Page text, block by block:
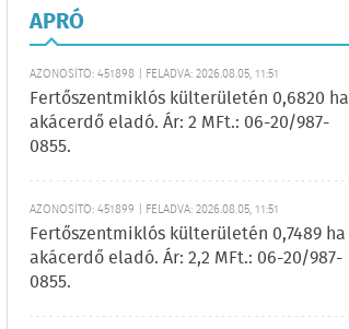
APRÓ
AZONOSÍTÓ: 451898 | FELADVA: 2026.08.05, 11:51
Fertőszentmiklós külterületén 0,6820 ha
akácerdő eladó. Ár: 2 MFt.: 06-20/987-
0855.
AZONOSÍTÓ: 451899 | FELADVA: 2026.08.05, 11:51
Fertőszentmiklós külterületén 0,7489 ha
akácerdő eladó. Ár: 2,2 MFt.: 06-20/987-
0855.